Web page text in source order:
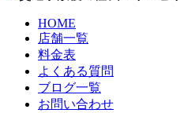
HOME
店舗一覧
料金表
よくある質問
ブログ一覧
お問い合わせ